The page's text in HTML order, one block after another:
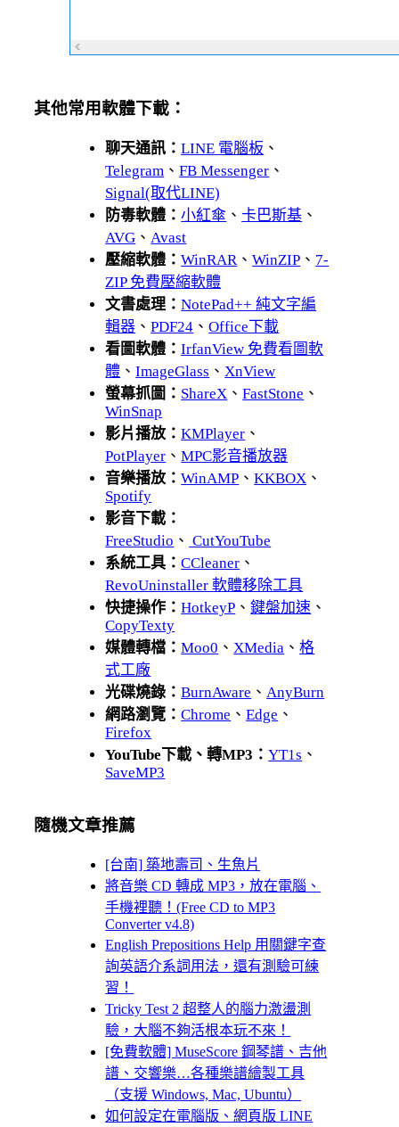
其他常用軟體下載：
聊天通訊：LINE 電腦板 、
Telegram 、FB Messenger 、
Signal(取代LINE)
防毒軟體：小紅傘 、卡巴斯基 、
AVG 、 Avast
壓縮軟體：WinRAR 、WinZIP 、 7-
ZIP 免費壓縮軟體
文書處理：NotePad++ 純文字編
輯器 、PDF24 、Office下載
看圖軟體：IrfanView 免費看圖軟
體 、ImageGlass 、 XnView
螢幕抓圖： ShareX 、FastStone 、
WinSnap
影片播放：KMPlayer 、
PotPlayer 、MPC影音播放器
音樂播放：WinAMP 、KKBOX 、
Spotify
影音下載：
FreeStudio 、 CutYouTube
系統工具：CCleaner 、
RevoUninstaller 軟體移除工具
快捷操作：HotkeyP 、鍵盤加速 、
CopyTexty
媒體轉檔：Moo0 、 XMedia 、格
式工廠
光碟燒錄：BurnAware 、 AnyBurn
網路瀏覽：Chrome 、Edge 、
Firefox
YouTube下載、轉MP3：YT1s 、
SaveMP3
隨機文章推薦
[台南] 築地壽司、生魚片
將音樂 CD 轉成 MP3，放在電腦、
手機裡聽！(Free CD to MP3
Converter v4.8)
English Prepositions Help 用關鍵字查
詢英語介系詞用法，還有測驗可練
習！
Tricky Test 2 超整人的腦力激盪測
驗，大腦不夠活根本玩不來！
[免費軟體] MuseScore 鋼琴譜、吉他
譜、交響樂…各種樂譜繪製工具
（支援 Windows, Mac, Ubuntu）
如何設定在電腦版、網頁版 LINE